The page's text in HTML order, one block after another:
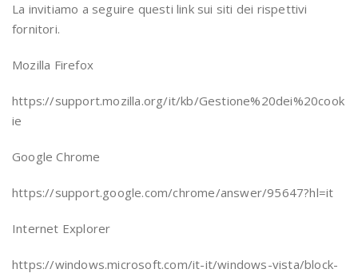
La invitiamo a seguire questi link sui siti dei rispettivi
fornitori.
Mozilla Firefox
https://support.mozilla.org/it/kb/Gestione%20dei%20cook
ie
Google Chrome
https://support.google.com/chrome/answer/95647?hl=it
Internet Explorer
https://windows.microsoft.com/it-it/windows-vista/block-